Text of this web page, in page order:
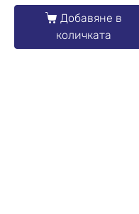
Добавяне в
количката